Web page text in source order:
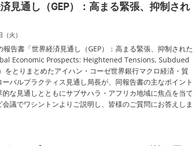
済見通し（GEP）：高まる緊張、抑制され
火）
報告書「世界経済見通し（GEP）：高まる緊張、抑制された
Economic Prospects: Heightened Tensions, Subdued
をとりまとめたアイハン・コーゼ世界銀行マクロ経済・貿
バルプラクティス見通し局長が、同報告書の主なポイント
的な見通しとともにサブサハラ・アフリカ地域に焦点を当て
議でワシントンよりご説明し、皆様のご質問にお答えしま